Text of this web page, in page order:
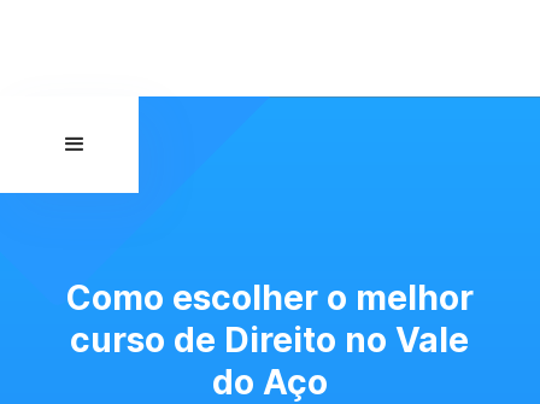
Como escolher o melhor
curso de Direito no Vale
do Aço